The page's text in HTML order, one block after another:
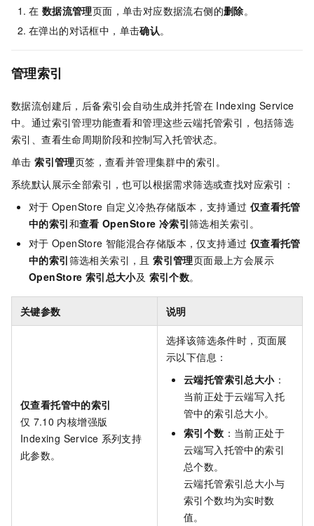
在 数据流管理页面，单击对应数据流右侧的删除。
在弹出的对话框中，单击确认。
管理索引
数据流创建后，后备索引会自动生成并托管在 Indexing Service
中。通过索引管理功能查看和管理这些云端托管索引，包括筛选
索引、查看生命周期阶段和控制写入托管状态。
单击 索引管理页签，查看并管理集群中的索引。
系统默认展示全部索引，也可以根据需求筛选或查找对应索引：
对于 OpenStore 自定义冷热存储版本，支持通过 仅查看托管
中的索引和查看 OpenStore 冷索引筛选相关索引。
对于 OpenStore 智能混合存储版本，仅支持通过 仅查看托管
中的索引筛选相关索引，且 索引管理页面最上方会展示
OpenStore 索引总大小及 索引个数。
关键参数 说明
仅查看托管中的索引
仅 7.10 内核增强版
Indexing Service 系列支持
此参数。
选择该筛选条件时，页面展
示以下信息：
云端托管索引总大小：
当前正处于云端写入托
管中的索引总大小。
索引个数 ：当前正处于
云端写入托管中的索引
总个数。
云端托管索引总大小与
索引个数均为实时数
值。